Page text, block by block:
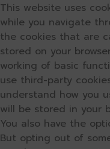
This website uses
while you navigate
the cookies that are
stored on your
working of basic
use third-party
understand how you
will be stored in your
You also have the
But opting out of